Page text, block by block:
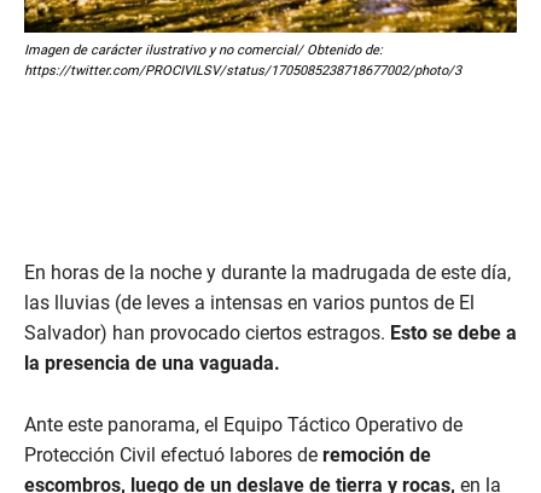
Imagen de carácter ilustrativo y no comercial/ Obtenido de:
https://twitter.com/PROCIVILSV/status/1705085238718677002/photo/3
En horas de la noche y durante la madrugada de este día,
las lluvias (de leves a intensas en varios puntos de El
Salvador) han provocado ciertos estragos. Esto se debe a
la presencia de una vaguada.
Ante este panorama, el Equipo Táctico Operativo de
Protección Civil efectuó labores de remoción de
escombros, luego de un deslave de tierra y rocas, en la